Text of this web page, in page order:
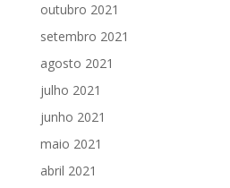
outubro 2021
setembro 2021
agosto 2021
julho 2021
junho 2021
maio 2021
abril 2021